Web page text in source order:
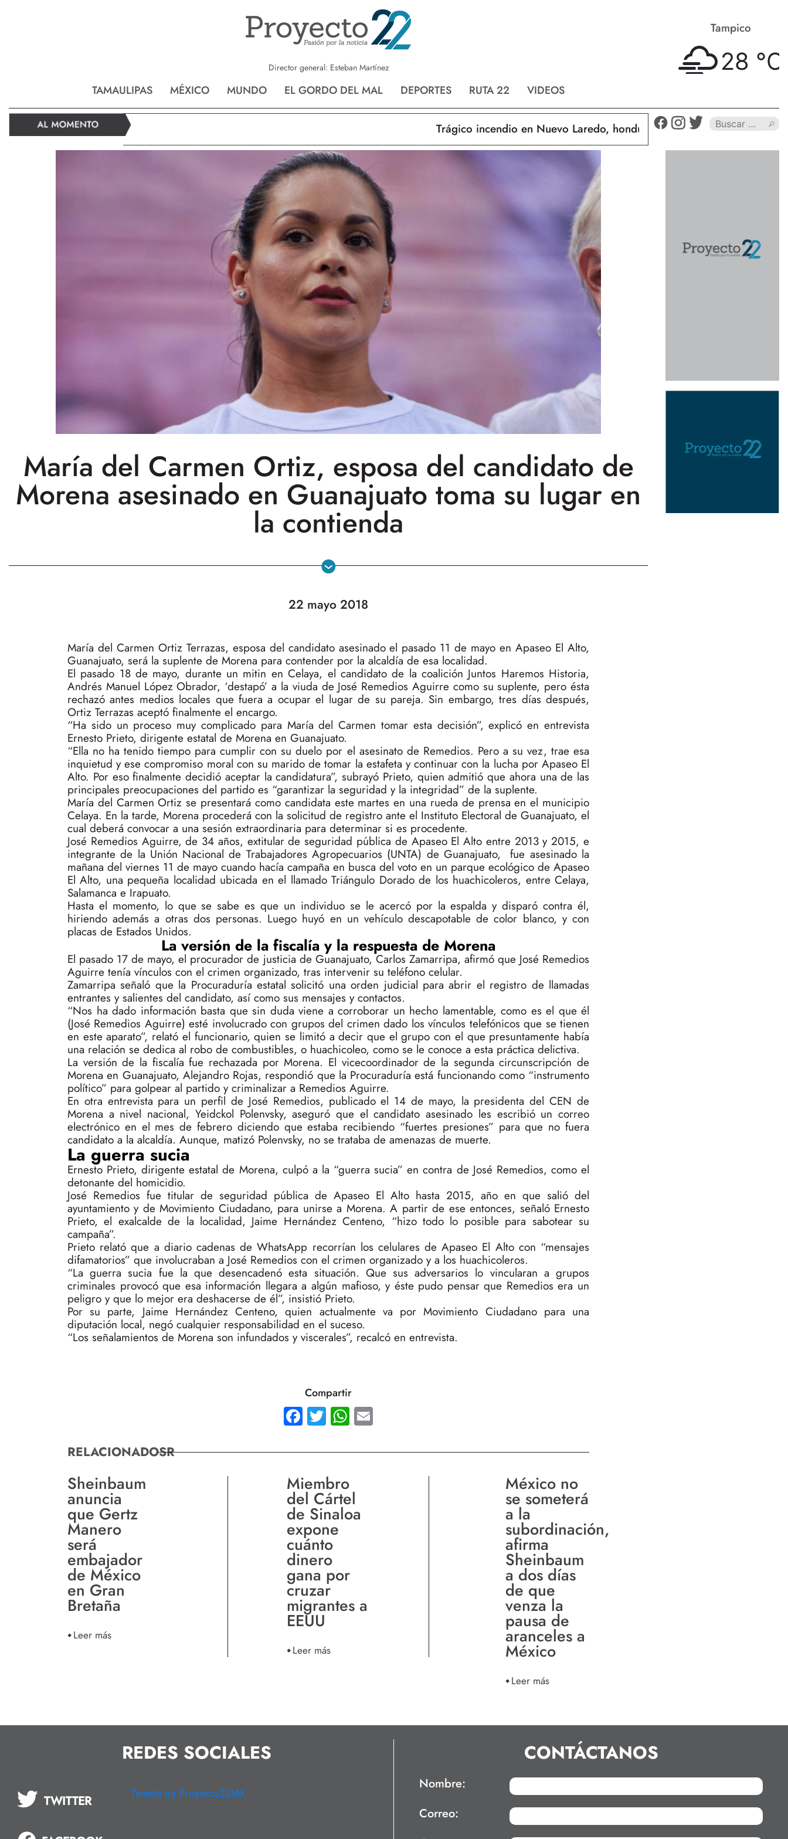
Director general: Esteban Martínez
TAMAULIPAS MÉXICO MUNDO EL GORDO DEL MAL DEPORTES RUTA 22 VIDEOS
Reynosa Nvo. Laredo Tampico
28 °C
Trágico incendio en Nuevo Laredo, hondureño muere calcinado
María del Carmen Ortiz, esposa del candidato de
Morena asesinado en Guanajuato toma su lugar en
la contienda
22 mayo 2018
María del Carmen Ortiz Terrazas, esposa del candidato asesinado el pasado 11 de mayo en Apaseo El Alto,
Guanajuato, será la suplente de Morena para contender por la alcaldía de esa localidad.
El pasado 18 de mayo, durante un mitin en Celaya, el candidato de la coalición Juntos Haremos Historia,
Andrés Manuel López Obrador, ‘destapó’ a la viuda de José Remedios Aguirre como su suplente, pero ésta
rechazó antes medios locales que fuera a ocupar el lugar de su pareja. Sin embargo, tres días después,
Ortiz Terrazas aceptó finalmente el encargo.
“Ha sido un proceso muy complicado para María del Carmen tomar esta decisión”, explicó en entrevista
Ernesto Prieto, dirigente estatal de Morena en Guanajuato.
“Ella no ha tenido tiempo para cumplir con su duelo por el asesinato de Remedios. Pero a su vez, trae esa
inquietud y ese compromiso moral con su marido de tomar la estafeta y continuar con la lucha por Apaseo El
Alto. Por eso finalmente decidió aceptar la candidatura”, subrayó Prieto, quien admitió que ahora una de las
principales preocupaciones del partido es “garantizar la seguridad y la integridad” de la suplente.
María del Carmen Ortiz se presentará como candidata este martes en una rueda de prensa en el municipio
Celaya. En la tarde, Morena procederá con la solicitud de registro ante el Instituto Electoral de Guanajuato, el
cual deberá convocar a una sesión extraordinaria para determinar si es procedente.
José Remedios Aguirre, de 34 años, extitular de seguridad pública de Apaseo El Alto entre 2013 y 2015, e
integrante de la Unión Nacional de Trabajadores Agropecuarios (UNTA) de Guanajuato, fue asesinado la
mañana del viernes 11 de mayo cuando hacía campaña en busca del voto en un parque ecológico de Apaseo
El Alto, una pequeña localidad ubicada en el llamado Triángulo Dorado de los huachicoleros, entre Celaya,
Salamanca e Irapuato.
Hasta el momento, lo que se sabe es que un individuo se le acercó por la espalda y disparó contra él,
hiriendo además a otras dos personas. Luego huyó en un vehículo descapotable de color blanco, y con
placas de Estados Unidos.
La versión de la fiscalía y la respuesta de Morena
El pasado 17 de mayo, el procurador de justicia de Guanajuato, Carlos Zamarripa, afirmó que José Remedios
Aguirre tenía vínculos con el crimen organizado, tras intervenir su teléfono celular.
Zamarripa señaló que la Procuraduría estatal solicitó una orden judicial para abrir el registro de llamadas
entrantes y salientes del candidato, así como sus mensajes y contactos.
“Nos ha dado información basta que sin duda viene a corroborar un hecho lamentable, como es el que él
(José Remedios Aguirre) esté involucrado con grupos del crimen dado los vínculos telefónicos que se tienen
en este aparato”, relató el funcionario, quien se limitó a decir que el grupo con el que presuntamente había
una relación se dedica al robo de combustibles, o huachicoleo, como se le conoce a esta práctica delictiva.
La versión de la fiscalía fue rechazada por Morena. El vicecoordinador de la segunda circunscripción de
Morena en Guanajuato, Alejandro Rojas, respondió que la Procuraduría está funcionando como “instrumento
político” para golpear al partido y criminalizar a Remedios Aguirre.
En otra entrevista para un perfil de José Remedios, publicado el 14 de mayo, la presidenta del CEN de
Morena a nivel nacional, Yeidckol Polenvsky, aseguró que el candidato asesinado les escribió un correo
electrónico en el mes de febrero diciendo que estaba recibiendo “fuertes presiones” para que no fuera
candidato a la alcaldía. Aunque, matizó Polenvsky, no se trataba de amenazas de muerte.
La guerra sucia
Ernesto Prieto, dirigente estatal de Morena, culpó a la “guerra sucia” en contra de José Remedios, como el
detonante del homicidio.
José Remedios fue titular de seguridad pública de Apaseo El Alto hasta 2015, año en que salió del
ayuntamiento y de Movimiento Ciudadano, para unirse a Morena. A partir de ese entonces, señaló Ernesto
Prieto, el exalcalde de la localidad, Jaime Hernández Centeno, “hizo todo lo posible para sabotear su
campaña”.
Prieto relató que a diario cadenas de WhatsApp recorrían los celulares de Apaseo El Alto con “mensajes
difamatorios” que involucraban a José Remedios con el crimen organizado y a los huachicoleros.
“La guerra sucia fue la que desencadenó esta situación. Que sus adversarios lo vincularan a grupos
criminales provocó que esa información llegara a algún mafioso, y éste pudo pensar que Remedios era un
peligro y que lo mejor era deshacerse de él”, insistió Prieto.
Por su parte, Jaime Hernández Centeno, quien actualmente va por Movimiento Ciudadano para una
diputación local, negó cualquier responsabilidad en el suceso.
“Los señalamientos de Morena son infundados y viscerales”, recalcó en entrevista.
Compartir
Facebook
TwitterWhatsApp
RELACIONADOSR
Sheinbaum
anuncia
que Gertz
Manero
será
embajador
de México
en Gran
Bretaña
Leer más
Miembro
del Cártel
de Sinaloa
expone
cuánto
dinero
gana por
cruzar
migrantes a
EEUU
Leer más
México no
se someterá
a la
subordinación,
afirma
Sheinbaum
a dos días
de que
venza la
pausa de
aranceles a
México
Leer más
REDES SOCIALES
TWITTER Tweets by Proyecto22MX
CONTÁCTANOS
Nombre:
Correo: